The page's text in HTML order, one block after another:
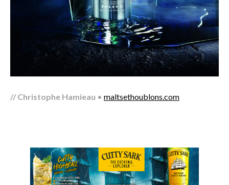
// Christophe Hamieau • maltsethoublons.com